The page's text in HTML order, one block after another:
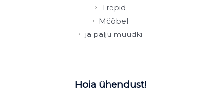
Trepid
Mööbel
ja palju muudki
Hoia ühendust!